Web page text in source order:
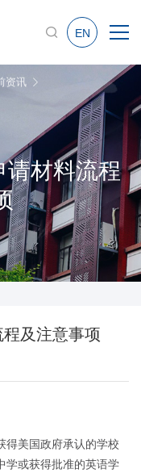
EN
资讯
请材料流程
及注意事项
得美国政府承认的学校
学或获得批准的英语学